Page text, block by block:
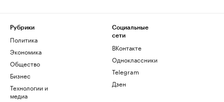
Рубрики
Политика
Экономика
Общество
Бизнес
Технологии и
медиа
Социальные
сети
ВКонтакте
Одноклассники
Telegram
Дзен